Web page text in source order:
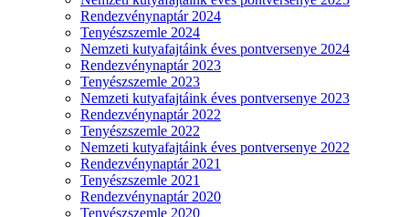
Rendezvénynaptár 2024
Tenyészszemle 2024
Nemzeti kutyafajtáink éves pontversenye 2024
Rendezvénynaptár 2023
Tenyészszemle 2023
Nemzeti kutyafajtáink éves pontversenye 2023
Rendezvénynaptár 2022
Tenyészszemle 2022
Nemzeti kutyafajtáink éves pontversenye 2022
Rendezvénynaptár 2021
Tenyészszemle 2021
Rendezvénynaptár 2020
Tenyészszemle 2020